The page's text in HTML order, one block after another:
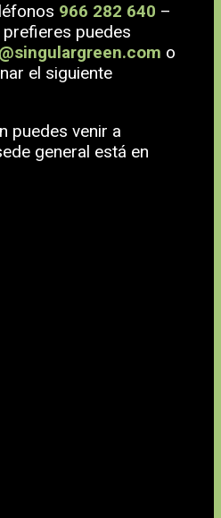
966 282 640 –
prefieres puedes
o
el siguiente
puedes venir a
general está en